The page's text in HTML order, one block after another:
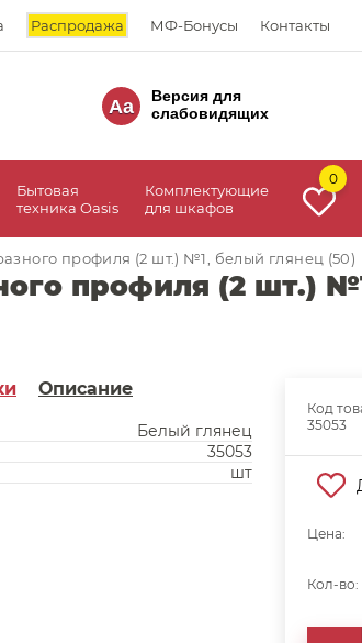
Распродажа МФ-Бонусы Контакты
Aa
Версия для
слабовидящих
Бытовая
техника Oasis
Комплектующие
для шкафов
0
профиля (2 шт.) №1, белый глянец (50)
профиля (2 шт.)
Описание
Белый глянец
35053
шт
Код
35053
Цена:
Кол-во: